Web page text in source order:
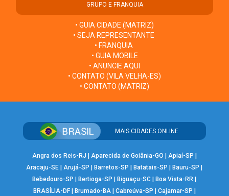
GRUPO E FRANQUIA
• GUIA CIDADE (MATRIZ)
• SEJA REPRESENTANTE
• FRANQUIA
• GUIA MOBILE
• ANUNCIE AQUI
• CONTATO (VILA VELHA-ES)
• CONTATO (MATRIZ)
MAIS CIDADES ONLINE
Angra dos Reis-RJ Aparecida de Goiânia-GO Apiaí-SP
Aracaju-SE |Arujá-SP Barretos-SP Batatais-SP Bauru-SP
Bebedouro-SP
Bertioga-SP Biguaçu-SC Boa Vista-RR
BRASÍLIA-DF| Brumado-BA| Cabreúva-SP Cajamar-SP